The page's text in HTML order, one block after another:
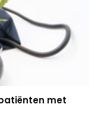
met